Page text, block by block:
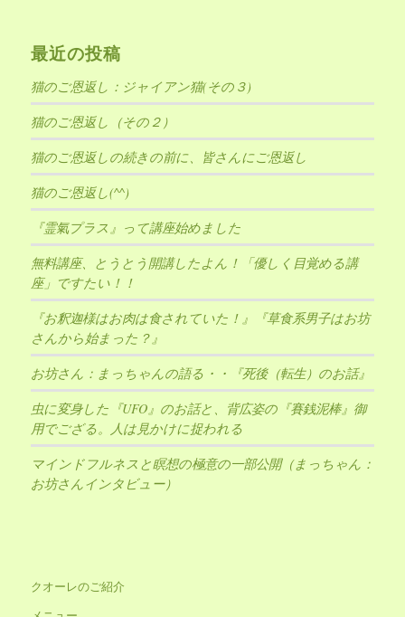
最近の投稿
猫のご恩返し：ジャイアン猫(その３)
猫のご恩返し（その２）
猫のご恩返しの続きの前に、皆さんにご恩返し
猫のご恩返し(^^)
『霊氣プラス』って講座始めました
無料講座、とうとう開講したよん！「優しく目覚める講
座」ですたい！！
『お釈迦様はお肉は食されていた！』『草食系男子はお坊
さんから始まった？』
お坊さん：まっちゃんの語る・・『死後（転生）のお話』
虫に変身した『UFO』のお話と、背広姿の『賽銭泥棒』御
用でござる。人は見かけに捉われる
マインドフルネスと瞑想の極意の一部公開（まっちゃん：
お坊さんインタビュー）
クオーレのご紹介